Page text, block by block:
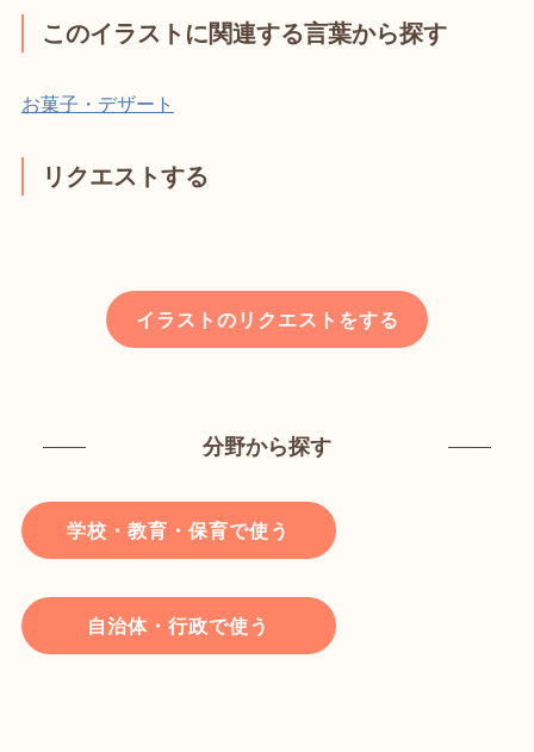
このイラストに関連する言葉から探す
お菓子・デザート
リクエストする
イラストのリクエストをする
分野から探す
学校・教育・保育で使う
自治体・行政で使う